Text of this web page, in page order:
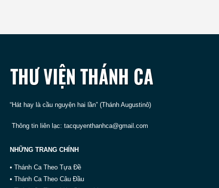
“Hát hay là cầu nguyện hai lần” (Thánh Augustinô)
Thông tin liên lạc: tacquyenthanhca@gmail.com
NHỮNG TRANG CHÍNH
• Thánh Ca Theo Tựa Đề
• Thánh Ca Theo Câu Đầu